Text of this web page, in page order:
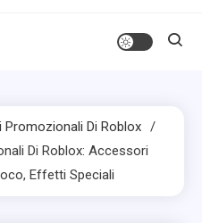
Promozionali Di Roblox
Di Roblox: Accessori
Effetti Speciali